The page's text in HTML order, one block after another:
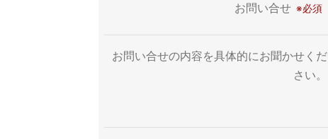
お問い合せ
お問い合せの内容を具体的にお聞かせくだ
さい。